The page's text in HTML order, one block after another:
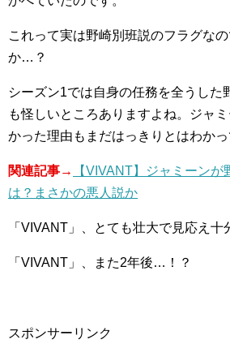
これって実は野崎別班説のフラグな
か…？
シーズン1では自身の任務を全うした
も怪しいところありますよね。ジャ
かった理由もまだはっきりとはわかっ
関連記事→
【VIVANT】ジャミーン
は？まさかの悪人説か
「VIVANT」、とても壮大で見応え十
「VIVANT」、また2年後…！？
スポンサーリンク